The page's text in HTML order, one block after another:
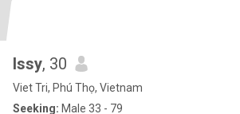
Issy, 30
Viet Tri, Phú Thọ, Vietnam
Seeking: Male 33 - 79